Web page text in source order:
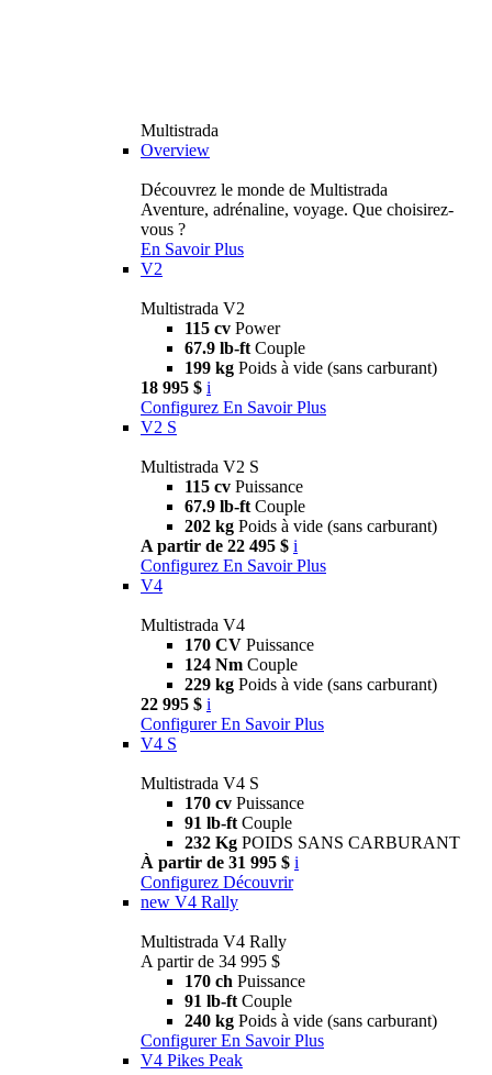
Multistrada
Overview
Découvrez le monde de Multistrada
Aventure, adrénaline, voyage. Que choisirez-
vous ?
En Savoir Plus
V2
Multistrada V2
115 cv Power
67.9 lb-ft Couple
199 kg Poids à vide (sans carburant)
18 995 $ i
Configurez En Savoir Plus
V2 S
Multistrada V2 S
115 cv Puissance
67.9 lb-ft Couple
202 kg Poids à vide (sans carburant)
A partir de 22 495 $ i
Configurez En Savoir Plus
V4
Multistrada V4
170 CV Puissance
124 Nm Couple
229 kg Poids à vide (sans carburant)
22 995 $ i
Configurer En Savoir Plus
V4 S
Multistrada V4 S
170 cv Puissance
91 lb-ft Couple
232 Kg POIDS SANS CARBURANT
À partir de 31 995 $ i
Configurez Découvrir
new V4 Rally
Multistrada V4 Rally
A partir de 34 995 $
170 ch Puissance
91 lb-ft Couple
240 kg Poids à vide (sans carburant)
Configurer En Savoir Plus
V4 Pikes Peak